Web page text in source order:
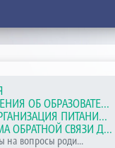
ОБ ОБРАЗОВАТЕ...
ПИТАНИ...
ОБРАТНОЙ СВЯЗИ Д...
на вопросы роди...